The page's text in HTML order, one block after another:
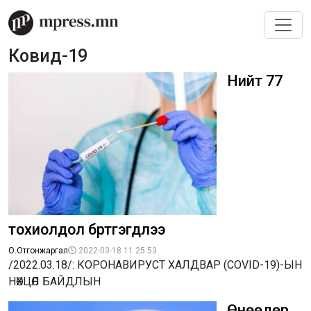
Ковид-19
Нийт 77
тохиолдол бүртгэгдлээ
О.Отгонжаргал 2022-03-18 11:25:53
/2022.03.18/: КОРОНАВИРУСТ ХАЛДВАР (COVID-19)-ЫН
НӨХЦӨЛ БАЙДЛЫН